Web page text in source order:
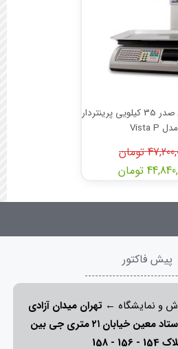
ترازوی توزین صدر 35 کیلویی پرینتردار
مدل Vista P
تومان
تومان
پیش فاکتور
و نمایشگاه ← تهران میدان آزادی
خیابان آزادی میدان استاد معین خیابان ۲۱ متری جی بین
- 158